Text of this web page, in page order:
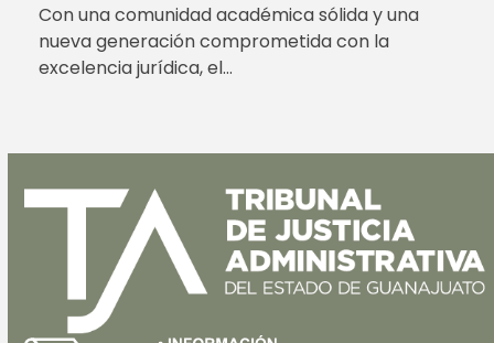
Con una comunidad académica sólida y una
nueva generación comprometida con la
excelencia jurídica, el…